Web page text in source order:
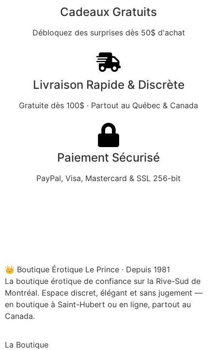
Cadeaux Gratuits
Débloquez des surprises dès 50$ d'achat
Livraison Rapide & Discrète
Gratuite dès 100$ · Partout au Québec & Canada
Paiement Sécurisé
PayPal, Visa, Mastercard & SSL 256-bit
👑 Boutique Érotique Le Prince · Depuis 1981
La boutique érotique de confiance sur la Rive-Sud de
Montréal. Espace discret, élégant et sans jugement —
en boutique à Saint-Hubert ou en ligne, partout au
Canada.
La Boutique